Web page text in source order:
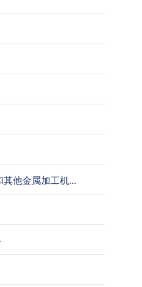
其他金属加工机...